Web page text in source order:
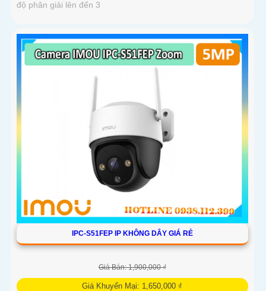
độ phân giải lên đến 3
IPC-S51FEP IP KHÔNG DÂY GIÁ RẺ
Giá Bán: 1,900,000 ₫
Giá Khuyến Mại: 1,650,000 ₫